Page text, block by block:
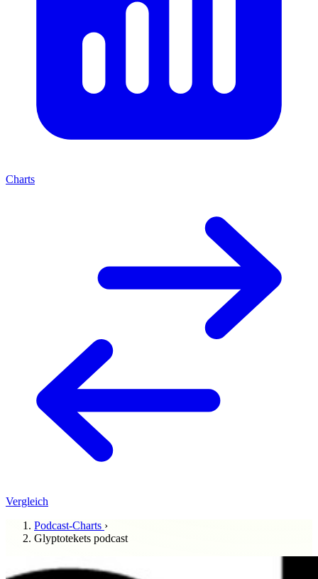
Charts
Vergleich
Podcast-Charts ›
Glyptotekets podcast